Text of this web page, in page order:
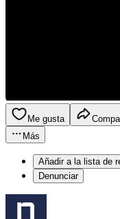
Me gusta
Más
Añadir a la lista de
Denunciar